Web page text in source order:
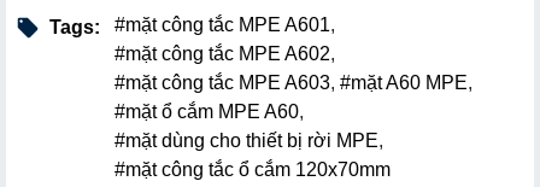
Tags: #mặt công tắc MPE A601,
#mặt công tắc MPE A602,
#mặt công tắc MPE A603, #mặt A60 MPE,
#mặt ổ cắm MPE A60,
#mặt dùng cho thiết bị rời MPE,
#mặt công tắc ổ cắm 120x70mm